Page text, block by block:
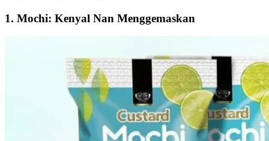
1. Mochi: Kenyal Nan Menggemaskan